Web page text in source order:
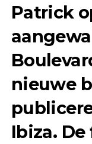
Patrick
nieuwe
Ibiza. De